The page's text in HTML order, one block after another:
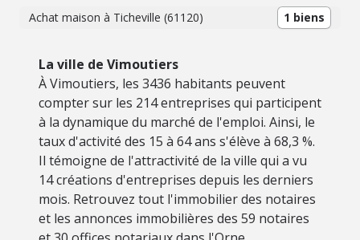
Achat maison à Ticheville (61120) 1 biens
La ville de Vimoutiers
À Vimoutiers, les 3436 habitants peuvent
compter sur les 214 entreprises qui participent
à la dynamique du marché de l'emploi. Ainsi, le
taux d'activité des 15 à 64 ans s'élève à 68,3 %.
Il témoigne de l'attractivité de la ville qui a vu
14 créations d'entreprises depuis les derniers
mois. Retrouvez tout l'immobilier des notaires
et les annonces immobilières des 59 notaires